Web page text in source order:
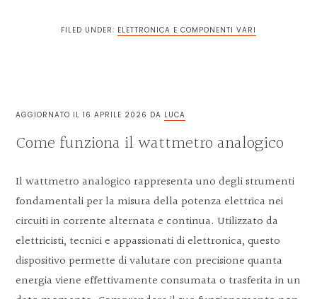
FILED UNDER: ELETTRONICA E COMPONENTI VARI
AGGIORNATO IL16 APRILE 2026 DA LUCA
Come funziona il wattmetro analogico
Il wattmetro analogico rappresenta uno degli strumenti
fondamentali per la misura della potenza elettrica nei
circuiti in corrente alternata e continua. Utilizzato da
elettricisti, tecnici e appassionati di elettronica, questo
dispositivo permette di valutare con precisione quanta
energia viene effettivamente consumata o trasferita in un